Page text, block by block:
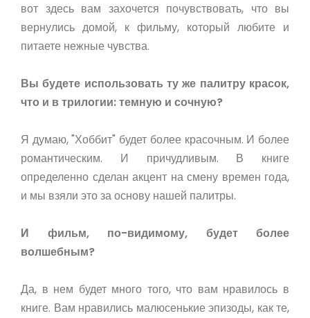
вот здесь вам захочется почувствовать, что вы
вернулись домой, к фильму, который любите и
питаете нежные чувства.
Вы будете использовать ту же палитру красок,
что и в трилогии: темную и сочную?
Я думаю, "Хоббит" будет более красочным. И более
романтическим. И причудливым. В книге
определенно сделан акцент на смену времен года,
и мы взяли это за основу нашей палитры.
И фильм, по-видимому, будет более
волшебным?
Да, в нем будет много того, что вам нравилось в
книге. Вам нравились малюсенькие эпизоды, как те,